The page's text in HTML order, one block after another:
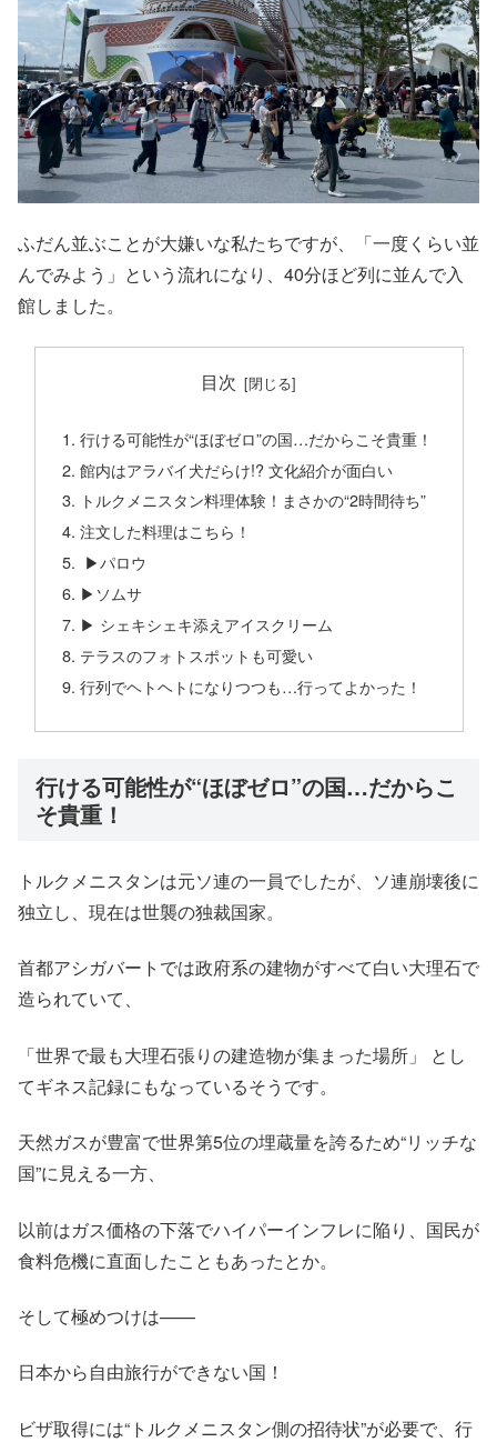
ふだん並ぶことが大嫌いな私たちですが、「一度くらい並
んでみよう」という流れになり、40分ほど列に並んで入
館しました。
目次
行ける可能性が“ほぼゼロ”の国…だからこそ貴重！
館内はアラバイ犬だらけ!? 文化紹介が面白い
トルクメニスタン料理体験！まさかの“2時間待ち”
注文した料理はこちら！
︎ ▶︎パロウ
▶︎ソムサ
▶︎ シェキシェキ添えアイスクリーム
テラスのフォトスポットも可愛い
行列でヘトヘトになりつつも…行ってよかった！
行ける可能性が“ほぼゼロ”の国…だからこ
そ貴重！
トルクメニスタンは元ソ連の一員でしたが、ソ連崩壊後に
独立し、現在は世襲の独裁国家。
首都アシガバートでは政府系の建物がすべて白い大理石で
造られていて、
「世界で最も大理石張りの建造物が集まった場所」 とし
てギネス記録にもなっているそうです。
天然ガスが豊富で世界第5位の埋蔵量を誇るため“リッチな
国”に見える一方、
以前はガス価格の下落でハイパーインフレに陥り、国民が
食料危機に直面したこともあったとか。
そして極めつけは——
日本から自由旅行ができない国！
ビザ取得には“トルクメニスタン側の招待状”が必要で、行